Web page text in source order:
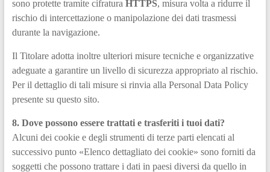
sono protette tramite cifratura HTTPS, misura volta a ridurre il
rischio di intercettazione o manipolazione dei dati trasmessi
durante la navigazione.
Il Titolare adotta inoltre ulteriori misure tecniche e organizzative
adeguate a garantire un livello di sicurezza appropriato al rischio.
Per il dettaglio di tali misure si rinvia alla Personal Data Policy
presente su questo sito.
8. Dove possono essere trattati e trasferiti i tuoi dati?
Alcuni dei cookie e degli strumenti di terze parti elencati al
successivo punto «Elenco dettagliato dei cookie» sono forniti da
soggetti che possono trattare i dati in paesi diversi da quello in